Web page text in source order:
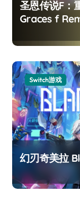
圣恩传说F：
Graces f
Switch游戏
幻刃奇美拉